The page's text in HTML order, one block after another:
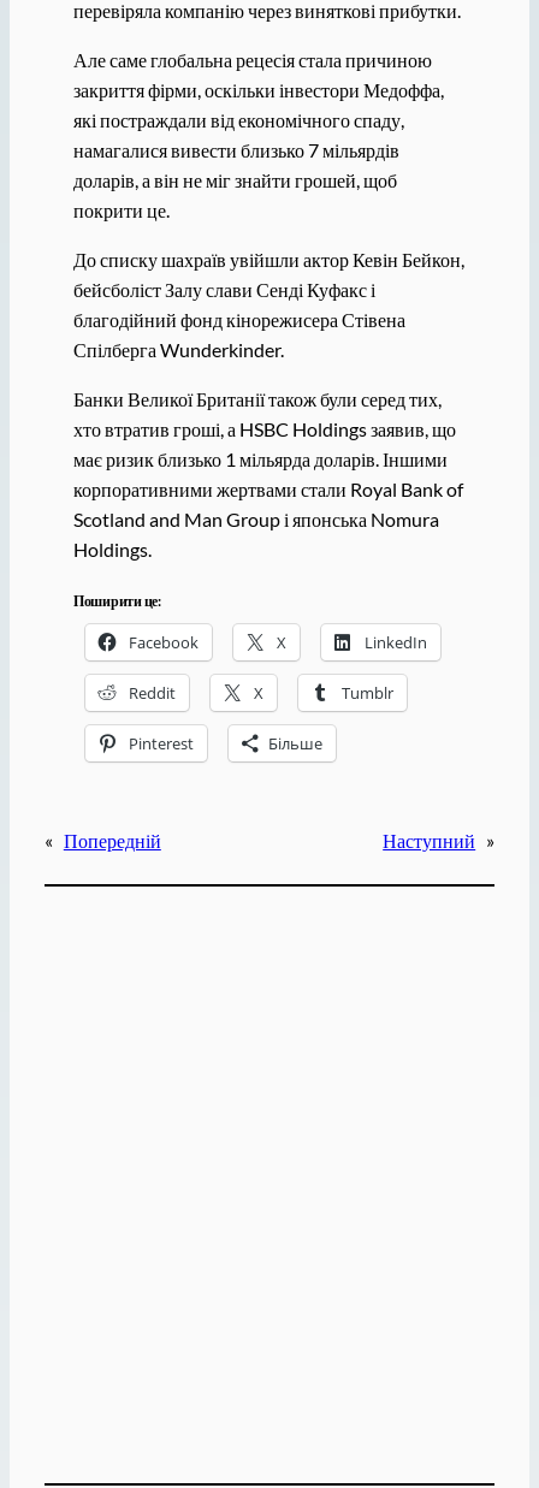
перевіряла компанію через виняткові прибутки.
Але саме глобальна рецесія стала причиною
закриття фірми, оскільки інвестори Медоффа,
які постраждали від економічного спаду,
намагалися вивести близько 7 мільярдів
доларів, а він не міг знайти грошей, щоб
покрити це.
До списку шахраїв увійшли актор Кевін Бейкон,
бейсболіст Залу слави Сенді Куфакс і
благодійний фонд кінорежисера Стівена
Спілберга Wunderkinder.
Банки Великої Британії також були серед тих,
хто втратив гроші, а HSBC Holdings заявив, що
має ризик близько 1 мільярда доларів. Іншими
корпоративними жертвами стали Royal Bank of
Scotland and Man Group і японська Nomura
Holdings.
Поширити це:
Facebook X LinkedIn
Reddit X Tumblr
Pinterest Більше
« Попередній Наступний »